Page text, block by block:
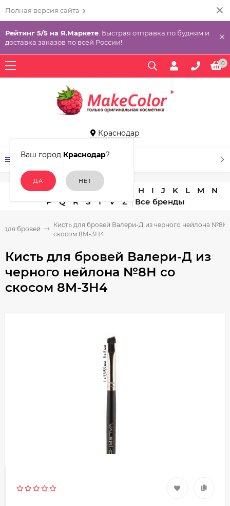
Полная версия сайта
Рейтинг 5/5 на Я.Маркете . Быстрая отправка по будням и
доставка заказов по всей России!
×
0
Краснодар
Ваш город Краснодар?
КАТАЛОГ ТОВАРОВ
A C D E H I J K L M
N
P
Q R S T V Z
для бровей
Кисть для бровей Валери-Д из черного нейлона №8Н
скосом 8М-3Н4
Кисть для бровей Валери-Д из
черного нейлона №8Н со
скосом 8М-3Н4